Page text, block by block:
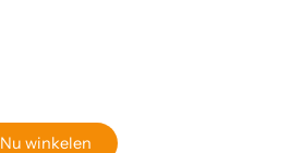
Nu winkelen